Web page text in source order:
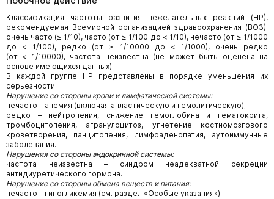
Классификация частоты развития нежелательных реакций (НР),
рекомендуемая Всемирной организацией здравоохранения (ВОЗ):
очень часто (≥ 1/10), часто (от ≥ 1/100 до < 1/10), нечасто (от ≥ 1/1000
до < 1/100), редко (от ≥ 1/10000 до < 1/1000), очень редко
(от < 1/10000), частота неизвестна (не может быть оценена на
основе имеющихся данных).
В каждой группе НР представлены в порядке уменьшения их
серьезности.
Нарушение со стороны крови и лимфатической системы:
нечасто – анемия (включая апластическую и гемолитическую);
редко – нейтропения, снижение гемоглобина и гематокрита,
тромбоцитопения, агранулоцитоз, угнетение костномозгового
кроветворения, панцитопения, лимфоаденопатия, аутоиммунные
заболевания.
Нарушения со стороны эндокринной системы:
частота неизвестна – синдром неадекватной секреции
антидиуретического гормона.
Нарушение со стороны обмена веществ и питания:
нечасто – гипогликемия (см. раздел «Особые указания»).